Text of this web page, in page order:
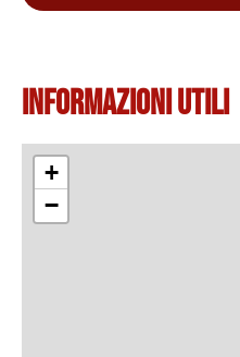
Informazioni Utili
+
−